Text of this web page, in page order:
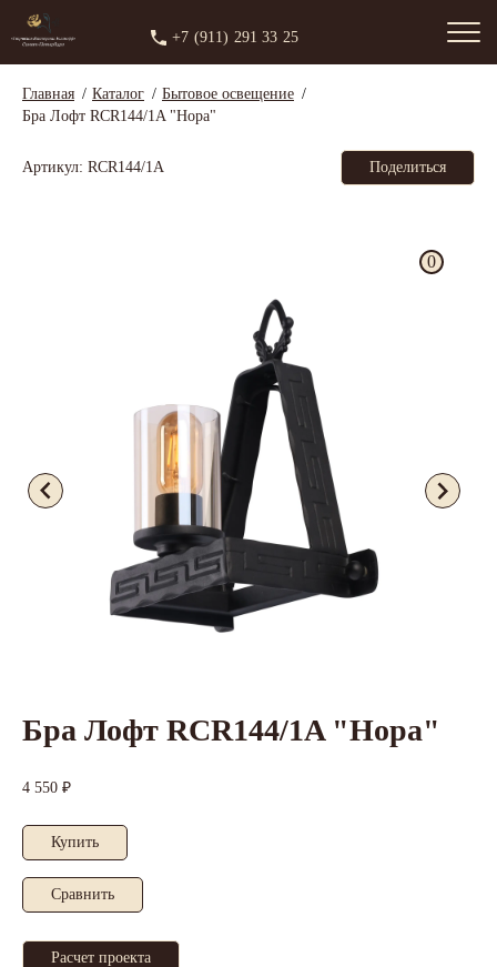
+7 (911) 291 33 25
0
Главная Каталог
Бытовое освещение
Бра Лофт RCR144/1A "Нора"
Артикул: RCR144/1A Поделиться
Бра Лофт RCR144/1A "Нора"
4 550 ₽
Купить
Cравнить
Расчет проекта